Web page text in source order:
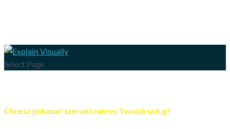
Select Page
Chcesz pokazać szeroki zakres Twoich usług?